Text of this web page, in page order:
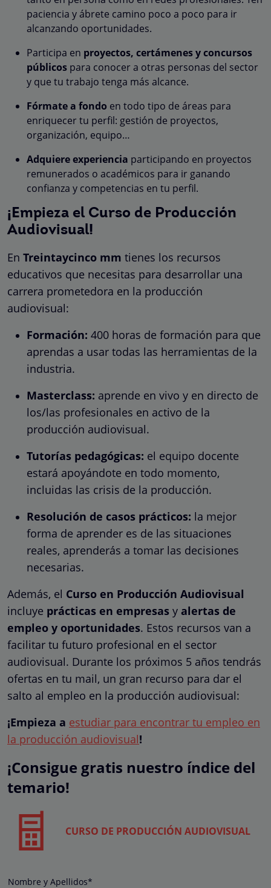
paciencia y ábrete camino poco a poco para ir
alcanzando oportunidades.
Participa en proyectos, certámenes y concursos
públicos para conocer a otras personas del sector
y que tu trabajo tenga más alcance.
Fórmate a fondo en todo tipo de áreas para
enriquecer tu perfil: gestión de proyectos,
organización, equipo…
Adquiere experiencia participando en proyectos
remunerados o académicos para ir ganando
confianza y competencias en tu perfil.
¡Empieza el Curso de Producción
Audiovisual!
En Treintaycinco mm tienes los recursos
educativos que necesitas para desarrollar una
carrera prometedora en la producción
audiovisual:
Formación: 400 horas de formación para que
aprendas a usar todas las herramientas de la
industria.
Masterclass: aprende en vivo y en directo de
los/las profesionales en activo de la
producción audiovisual.
Tutorías pedagógicas: el equipo docente
estará apoyándote en todo momento,
incluidas las crisis de la producción.
Resolución de casos prácticos: la mejor
forma de aprender es de las situaciones
reales, aprenderás a tomar las decisiones
necesarias.
Además, el Curso en Producción Audiovisual
incluye prácticas en empresas y alertas de
empleo y oportunidades. Estos recursos van a
facilitar tu futuro profesional en el sector
audiovisual. Durante los próximos 5 años tendrás
ofertas en tu mail, un gran recurso para dar el
salto al empleo en la producción audiovisual:
¡Empieza a estudiar para encontrar tu empleo en
la producción audiovisual!
¡Consigue gratis nuestro índice del
temario!
CURSO DE PRODUCCIÓN AUDIOVISUAL
Nombre y Apellidos*